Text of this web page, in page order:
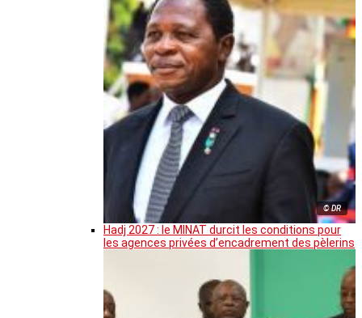
© DR
Hadj 2027 : le MINAT durcit les conditions pour
les agences privées d’encadrement des pèlerins